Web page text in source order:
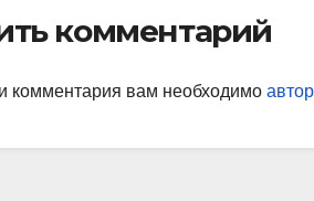
комментарий
комментария вам необходимо